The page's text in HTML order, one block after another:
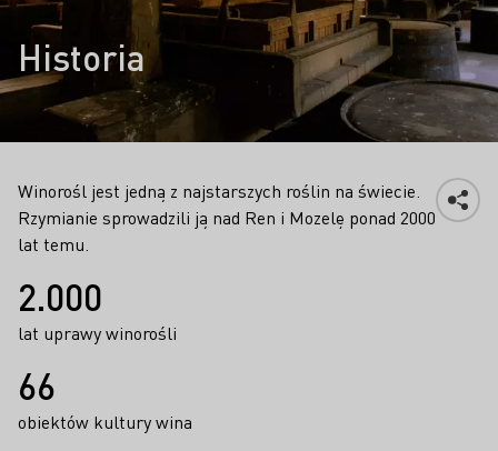
Historia
Winorośl jest jedną z najstarszych roślin na świecie.
Rzymianie sprowadzili ją nad Ren i Mozelę ponad 2000
lat temu.
Fakty
2.000
lat uprawy winorośli
66
obiektów kultury wina